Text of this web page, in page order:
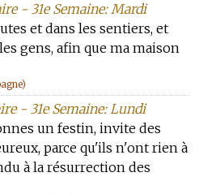
- 31e Semaine: Mardi
et dans les sentiers, et
gens, afin que ma maison
- 31e Semaine: Lundi
un festin, invite des
parce qu'ils n'ont rien à
à la résurrection des